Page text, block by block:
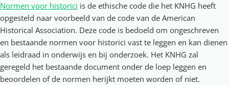
Normen voor historici is de ethische code die het KNHG heeft
opgesteld naar voorbeeld van de code van de American
Historical Association. Deze code is bedoeld om ongeschreven
en bestaande normen voor historici vast te leggen en kan dienen
als leidraad in onderwijs en bij onderzoek. Het KNHG zal
geregeld het bestaande document onder de loep leggen en
beoordelen of de normen herijkt moeten worden of niet.